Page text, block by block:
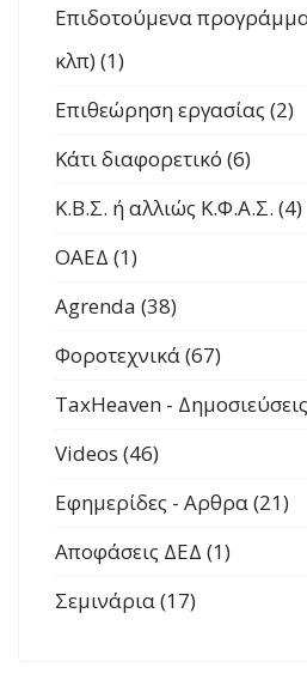
Επιδοτούμενα
κλπ) (1)
Επιθεώρηση εργασίας (2)
Κάτι διαφορετικό (6)
Κ.Β.Σ. ή αλλιώς Κ.Φ.Α.Σ. (4)
ΟΑΕΔ (1)
Agrenda (38)
Φοροτεχνικά (67)
TaxHeaven -
Videos (46)
Εφημερίδες - Αρθρα (21)
Αποφάσεις ΔΕΔ (1)
Σεμινάρια (17)